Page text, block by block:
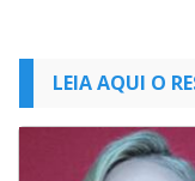
LEIA AQUI O